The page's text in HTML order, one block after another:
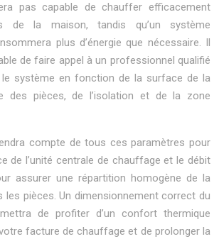
pas capable de chauffer efficacement
de la maison, tandis qu’un système
plus d’énergie que nécessaire. Il
de faire appel à un professionnel qualifié
le système en fonction de la surface de la
des pièces, de l’isolation et de la zone
compte de tous ces paramètres pour
de l’unité centrale de chauffage et le débit
assurer une répartition homogène de la
les pièces. Un dimensionnement correct du
de profiter d’un confort thermique
facture de chauffage et de prolonger la